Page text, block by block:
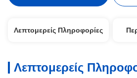
Λεπτομερείς Πληροφορίες
Λεπτομερείς